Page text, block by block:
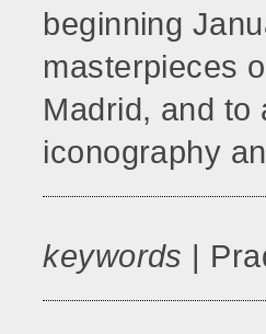
beginning
masterpieces
Madrid, and to
iconography
keywords |